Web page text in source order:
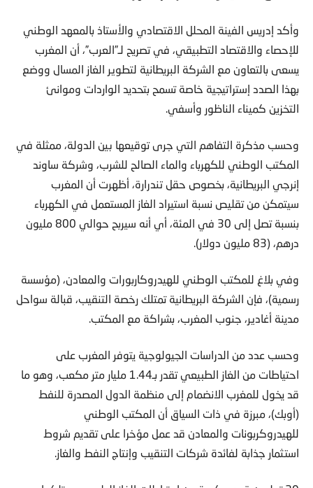
وأكد إدريس الفينة المحلل الاقتصادي والأستاذ بالمعهد الوطني
للإحصاء والاقتصاد التطبيقي، في تصريح لـ”العرب”، أن المغرب
يسعى بالتعاون مع الشركة البريطانية لتطوير الغاز المسال ووضع
بهذا الصدد إستراتيجية خاصة تسمح بتحديد الواردات وموانئ
التخزين كميناء الناظور وأسفي.
وحسب مذكرة التفاهم التي جرى توقيعها بين الدولة، ممثلة في
المكتب الوطني للكهرباء والماء الصالح للشرب، وشركة ساوند
إنرجي البريطانية، بخصوص حقل تندرارة، أظهرت أن المغرب
سيتمكن من تقليص نسبة استيراد الغاز المستعمل في الكهرباء
بنسبة تصل إلى 30 في المئة، أي أنه سيربح حوالي 800 مليون
درهم، (83 مليون دولار).
وفي بلاغ للمكتب الوطني للهيدروكاربورات والمعادن، (مؤسسة
رسمية)، فإن الشركة البريطانية تمتلك رخصة التنقيب، قبالة سواحل
مدينة أغادير، جنوب المغرب، بشراكة مع المكتب.
وحسب عدد من الدراسات الجيولوجية يتوفر المغرب على
احتياطات من الغاز الطبيعي تقدر بـ1.44 مليار متر مكعب، وهو ما
قد يخول للمغرب الانضمام إلى منظمة الدول المصدرة للنفط
(أوبك)، مبرزة في ذات السياق أن المكتب الوطني
للهيدروكربونات والمعادن قد عمل مؤخرا على تقديم شروط
استثمار جذابة لفائدة شركات التنقيب وإنتاج النفط والغاز.